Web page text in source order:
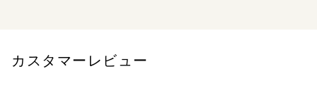
っぺんにいくと、男たちのまえでおど...
カスタマーレビュー